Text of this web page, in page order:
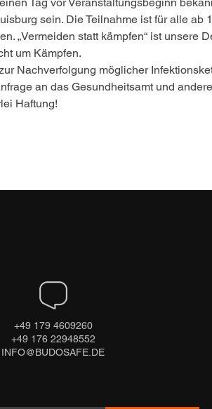
sein. Die Teilnahme ist für alle ab
„Vermeiden statt kämpfen“ ist unsere
um Kämpfen.
Nachverfolgung möglicher
an das Gesundheitsamt und
Haftung!
+49 179 4609260
+49 176 22948552
INFO@BUDOSAFE.DE